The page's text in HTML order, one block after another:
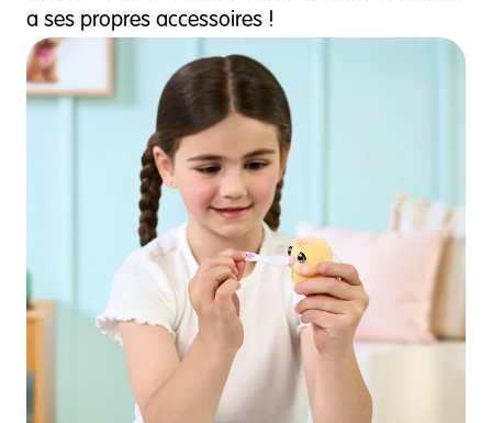
a ses propres accessoires !